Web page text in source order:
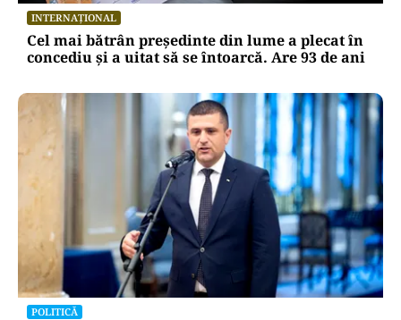
INTERNAȚIONAL
Cel mai bătrân președinte din lume a plecat în
concediu și a uitat să se întoarcă. Are 93 de ani
POLITICĂ